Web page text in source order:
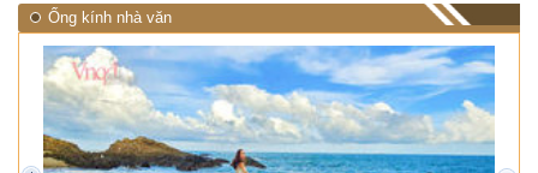
Ống kính nhà văn